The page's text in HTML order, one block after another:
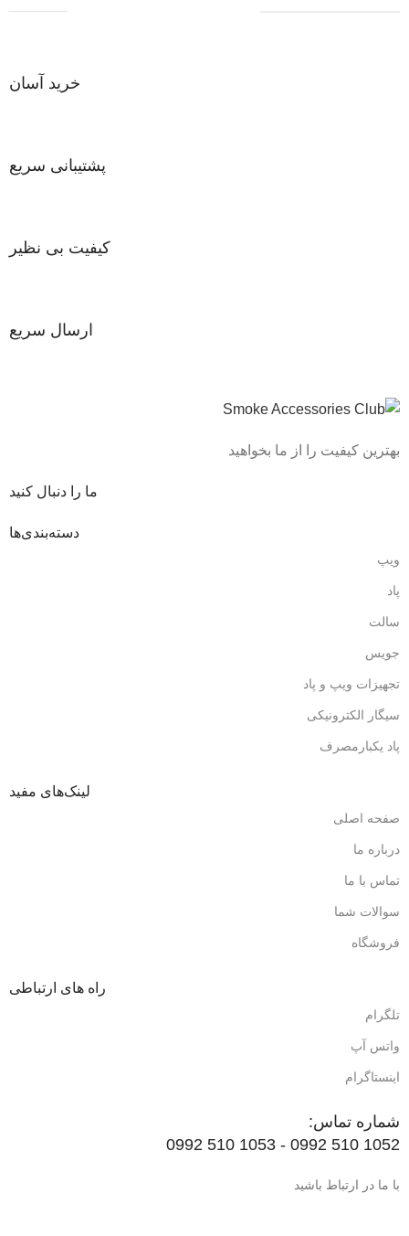
خرید آسان
پشتیبانی سریع
کیفیت بی نظیر
ارسال سریع
بهترین کیفیت را از ما بخواهید
ما را دنبال کنید
دسته‌بندی‌ها
ویپ
پاد
سالت
جویس
تجهیزات ویپ و پاد
سیگار الکترونیکی
پاد یکبارمصرف
لینک‌های مفید
صفحه اصلی
درباره ما
تماس با ما
سوالات شما
فروشگاه
راه های ارتباطی
تلگرام
واتس آپ
اینستاگرام
شماره تماس:
1052 510 0992 - 1053 510 0992
با ما در ارتباط باشید